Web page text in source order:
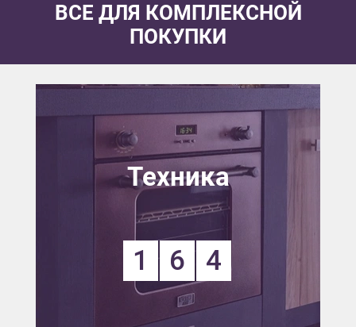
ВСЕ ДЛЯ КОМПЛЕКСНОЙ
ПОКУПКИ
Техника
1 6 4